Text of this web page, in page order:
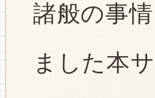
諸般の事
ました本